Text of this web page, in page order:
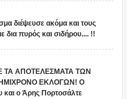
διέψευσε ακόμα και τους
πυρός και σιδήρου.... !!
ΤΑ ΑΠΟΤΕΛΕΣΜΑΤΑ ΤΩΝ
ΕΚΛΟΓΩΝ! Ο
και ο Άρης Πορτοσάλτε